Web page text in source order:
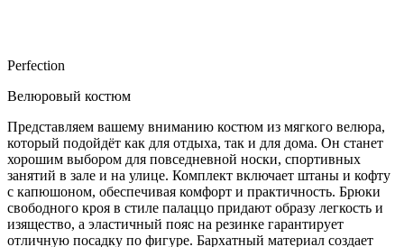
Perfection
Велюровый костюм
Представляем вашему вниманию костюм из мягкого велюра,
который подойдёт как для отдыха, так и для дома. Он станет
хорошим выбором для повседневной носки, спортивных
занятий в зале и на улице. Комплект включает штаны и кофту
с капюшоном, обеспечивая комфорт и практичность. Брюки
свободного кроя в стиле палаццо придают образу легкость и
изящество, а эластичный пояс на резинке гарантирует
отличную посадку по фигуре. Бархатный материал создает